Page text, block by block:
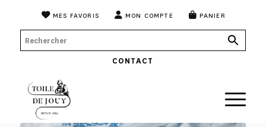
MES FAVORIS MON COMPTE PANIER
CONTACT